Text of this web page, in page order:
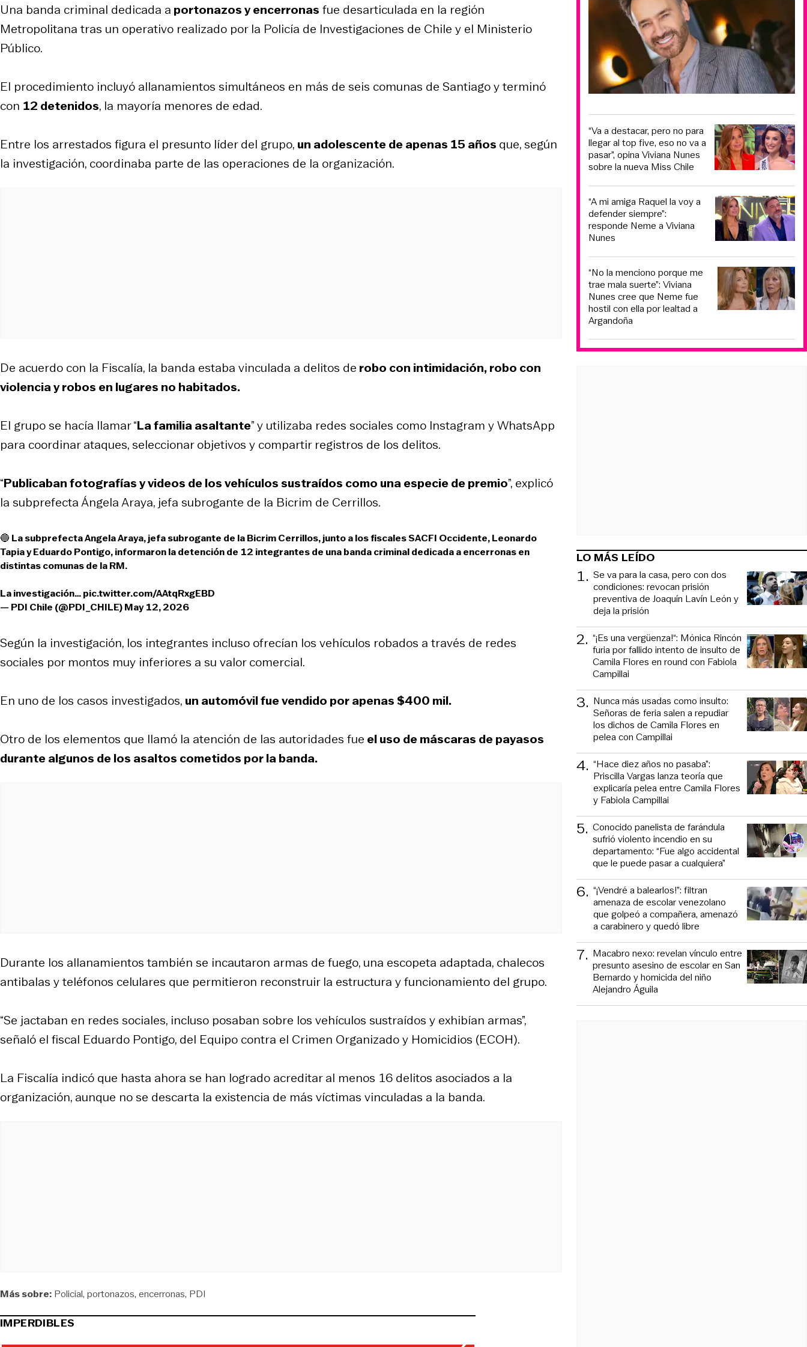
Una banda criminal dedicada a portonazos y encerronas fue desarticulada en la región
Metropolitana tras un operativo realizado por la Policía de Investigaciones de Chile y el Ministerio
Público.
El procedimiento incluyó allanamientos simultáneos en más de seis comunas de Santiago y terminó
con 12 detenidos, la mayoría menores de edad.
Entre los arrestados figura el presunto líder del grupo, un adolescente de apenas 15 años que, según
la investigación, coordinaba parte de las operaciones de la organización.
De acuerdo con la Fiscalía, la banda estaba vinculada a delitos de robo con intimidación, robo con
violencia y robos en lugares no habitados.
El grupo se hacía llamar “La familia asaltante” y utilizaba redes sociales como Instagram y WhatsApp
para coordinar ataques, seleccionar objetivos y compartir registros de los delitos.
“Publicaban fotografías y videos de los vehículos sustraídos como una especie de premio”, explicó
la subprefecta Ángela Araya, jefa subrogante de la Bicrim de Cerrillos.
🔵 La subprefecta Angela Araya, jefa subrogante de la Bicrim Cerrillos, junto a los fiscales SACFI Occidente, Leonardo
Tapia y Eduardo Pontigo, informaron la detención de 12 integrantes de una banda criminal dedicada a encerronas en
distintas comunas de la RM.
La investigación…pic.twitter.com/AAtqRxgEBD
— PDI Chile (@PDI_CHILE)May 12, 2026
Según la investigación, los integrantes incluso ofrecían los vehículos robados a través de redes
sociales por montos muy inferiores a su valor comercial.
En uno de los casos investigados, un automóvil fue vendido por apenas $400 mil.
Otro de los elementos que llamó la atención de las autoridades fue el uso de máscaras de payasos
durante algunos de los asaltos cometidos por la banda.
Durante los allanamientos también se incautaron armas de fuego, una escopeta adaptada, chalecos
antibalas y teléfonos celulares que permitieron reconstruir la estructura y funcionamiento del grupo.
“Se jactaban en redes sociales, incluso posaban sobre los vehículos sustraídos y exhibían armas”,
señaló el fiscal Eduardo Pontigo, del Equipo contra el Crimen Organizado y Homicidios (ECOH).
La Fiscalía indicó que hasta ahora se han logrado acreditar al menos 16 delitos asociados a la
organización, aunque no se descarta la existencia de más víctimas vinculadas a la banda.
Más sobre: Policial portonazos encerronas PDI
IMPERDIBLES
“Va a destacar, pero no para
llegar al top five, eso no va a
pasar”, opina Viviana Nunes
sobre la nueva Miss Chile
“A mi amiga Raquel la voy a
defender siempre”:
responde Neme a Viviana
Nunes
“No la menciono porque me
trae mala suerte”: Viviana
Nunes cree que Neme fue
hostil con ella por lealtad a
Argandoña
LO MÁS LEÍDO
1. Se va para la casa, pero con dos
condiciones: revocan prisión
preventiva de Joaquín Lavín León y
deja la prisión
2. “¡Es una vergüenza!“: Mónica Rincón
furia por fallido intento de insulto de
Camila Flores en round con Fabiola
Campillai
3. Nunca más usadas como insulto:
Señoras de feria salen a repudiar
los dichos de Camila Flores en
pelea con Campillai
4. “Hace diez años no pasaba”:
Priscilla Vargas lanza teoría que
explicaría pelea entre Camila Flores
y Fabiola Campillai
5. Conocido panelista de farándula
sufrió violento incendio en su
departamento: “Fue algo accidental
que le puede pasar a cualquiera”
6. “¡Vendré a balearlos!”: filtran
amenaza de escolar venezolano
que golpeó a compañera, amenazó
a carabinero y quedó libre
7. Macabro nexo: revelan vínculo entre
presunto asesino de escolar en San
Bernardo y homicida del niño
Alejandro Águila